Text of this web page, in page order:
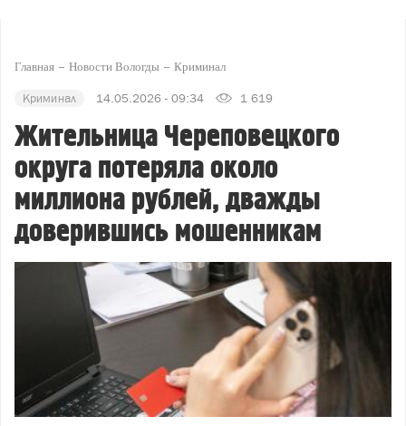
Главная Новости Вологды Криминал
Криминал 14.05.2026 - 09:34 1 619
Жительница Череповецкого
округа потеряла около
миллиона рублей, дважды
доверившись мошенникам